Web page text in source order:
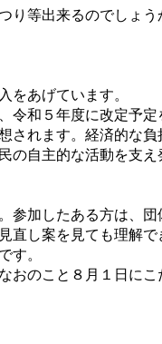
等出来るのでしょう
をあげています。
和５年度に改定予
れます。経済的な
自主的な活動を支え
加したある方は、団
直し案を見ても理解
す。
のこと８月１日に